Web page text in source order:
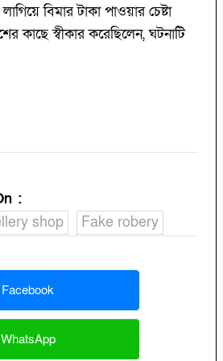
বিমার টাকা পাওয়ার চেষ্টা
কাছে স্বীকার করেছিলেন, ঘটনাটি
:
shop Fake robery
Facebook